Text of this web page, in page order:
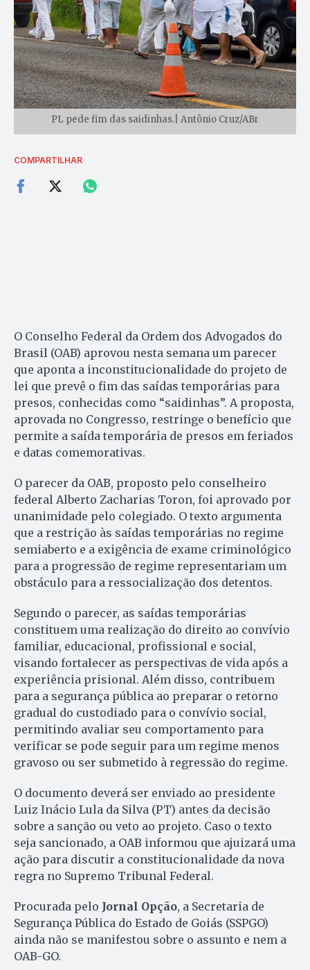
PL pede fim das saidinhas.| Antônio Cruz/ABr
COMPARTILHAR
O Conselho Federal da Ordem dos Advogados do
Brasil (OAB) aprovou nesta semana um parecer
que aponta a inconstitucionalidade do projeto de
lei que prevê o fim das saídas temporárias para
presos, conhecidas como “saidinhas”. A proposta,
aprovada no Congresso, restringe o benefício que
permite a saída temporária de presos em feriados
e datas comemorativas.
O parecer da OAB, proposto pelo conselheiro
federal Alberto Zacharias Toron, foi aprovado por
unanimidade pelo colegiado. O texto argumenta
que a restrição às saídas temporárias no regime
semiaberto e a exigência de exame criminológico
para a progressão de regime representariam um
obstáculo para a ressocialização dos detentos.
Segundo o parecer, as saídas temporárias
constituem uma realização do direito ao convívio
familiar, educacional, profissional e social,
visando fortalecer as perspectivas de vida após a
experiência prisional. Além disso, contribuem
para a segurança pública ao preparar o retorno
gradual do custodiado para o convívio social,
permitindo avaliar seu comportamento para
verificar se pode seguir para um regime menos
gravoso ou ser submetido à regressão do regime.
O documento deverá ser enviado ao presidente
Luiz Inácio Lula da Silva (PT) antes da decisão
sobre a sanção ou veto ao projeto. Caso o texto
seja sancionado, a OAB informou que ajuizará uma
ação para discutir a constitucionalidade da nova
regra no Supremo Tribunal Federal.
Procurada pelo Jornal Opção, a Secretaria de
Segurança Pública do Estado de Goiás (SSPGO)
ainda não se manifestou sobre o assunto e nem a
OAB-GO.